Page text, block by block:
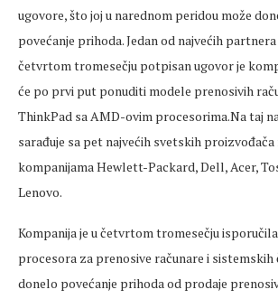
ugovore, što joj u narednom peridou može
povećanje prihoda. Jedan od najvećih
četvrtom tromesečju potpisan ugovor je
će po prvi put ponuditi modele prenosivih
ThinkPad sa AMD-ovim procesorima.Na taj
sarađuje sa pet najvećih svetskih proizvođača
kompanijama Hewlett-Packard, Dell, Acer,
Lenovo.
Kompanija je u četvrtom tromesečju
procesora za prenosive računare i sistemskih
donelo povećanje prihoda od prodaje